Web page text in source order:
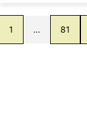
1 … 81